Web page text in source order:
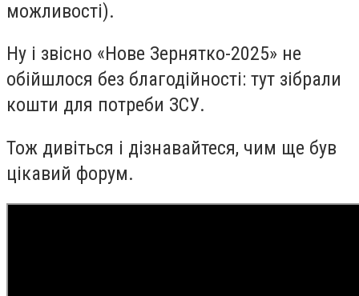
можливості).
Ну і звісно «Нове Зернятко-2025» не
обійшлося без благодійності: тут зібрали
кошти для потреби ЗСУ.
Тож дивіться і дізнавайтеся, чим ще був
цікавий форум.